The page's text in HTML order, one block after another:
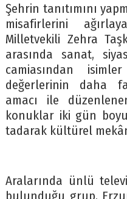
Şehrin tanıtımını
misafirlerini
Milletvekili Zehra
arasında sanat,
camiasından
değerlerinin daha
amacı ile
konuklar iki gün
tadarak kültürel
Aralarında ünlü